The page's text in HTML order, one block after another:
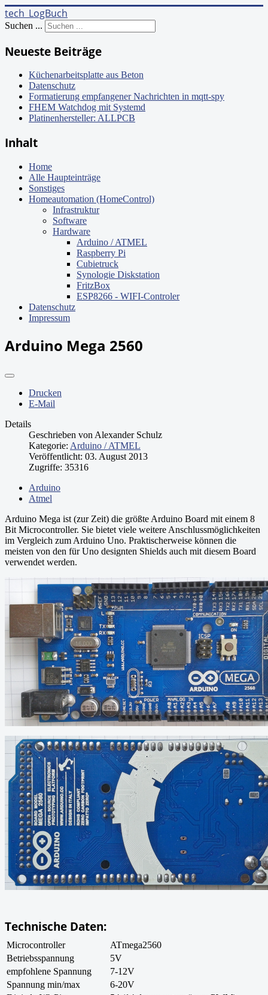
tech_LogBuch
Suchen ...
Neueste Beiträge
Küchenarbeitsplatte aus Beton
Datenschutz
Formatierung empfangener Nachrichten in mqtt-spy
FHEM Watchdog mit Systemd
Platinenhersteller: ALLPCB
Inhalt
Home
Alle Haupteinträge
Sonstiges
Homeautomation (HomeControl)
Infrastruktur
Software
Hardware
Arduino / ATMEL
Raspberry Pi
Cubietruck
Synologie Diskstation
FritzBox
ESP8266 - WIFI-Controler
Datenschutz
Impressum
Arduino Mega 2560
Drucken
E-Mail
Details
Geschrieben von Alexander Schulz
Kategorie: Arduino / ATMEL
Veröffentlicht: 03. August 2013
Zugriffe: 35316
Arduino
Atmel
Arduino Mega ist (zur Zeit) die größte Arduino Board mit einem 8
Bit Microcontroller. Sie bietet viele weitere Anschlussmöglichkeiten
im Vergleich zum Arduino Uno. Praktischerweise können die
meisten von den für Uno designten Shields auch mit diesem Board
verwendet werden.
Technische Daten:
Microcontroller
ATmega2560
Betriebsspannung
5V
empfohlene Spannung
7-12V
Spannung min/max
6-20V